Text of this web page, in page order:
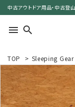
中古アウトドア用品・中古
menu search
カテゴリーで選ぶ
TOP > Sleeping Gear